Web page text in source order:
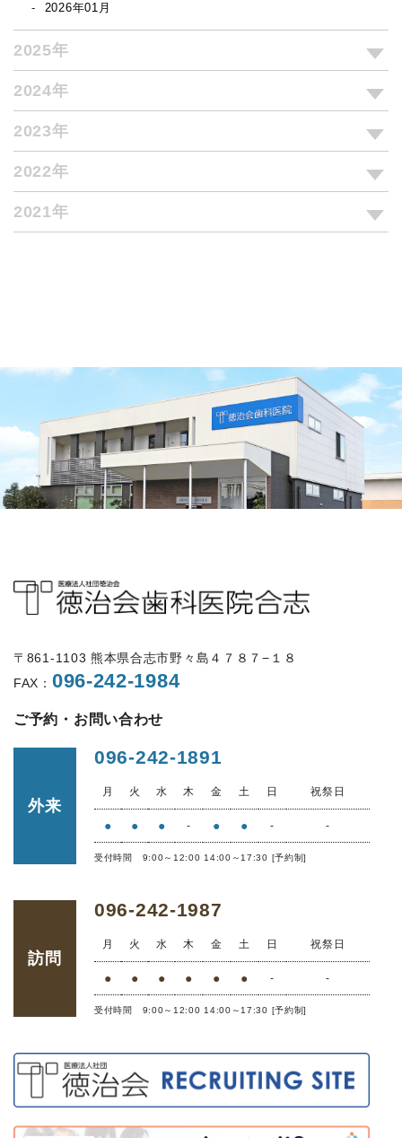
2026年01月
2025年
2024年
2023年
2022年
2021年
〒861-1103 熊本県合志市野々島４７８７−１８
FAX： 096-242-1984
ご予約・お問い合わせ
外来
096-242-1891
月 火 水 木 金 土 日 祝祭日
● ● ● - ● ● - -
受付時間 9:00～12:00 14:00～17:30 [予約制]
訪問
096-242-1987
月 火 水 木 金 土 日 祝祭日
● ● ● ● ● ● - -
受付時間 9:00～12:00 14:00～17:30 [予約制]